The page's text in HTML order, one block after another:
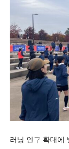
러닝 인구 확대에